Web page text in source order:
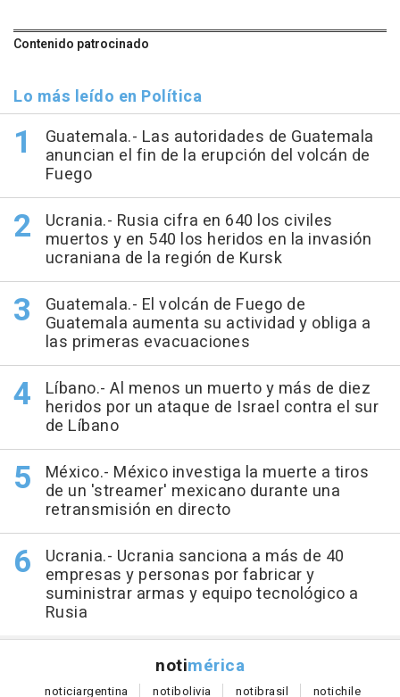
Contenido patrocinado
Lo más leído en Política
Guatemala.- Las autoridades de Guatemala
anuncian el fin de la erupción del volcán de
Fuego
Ucrania.- Rusia cifra en 640 los civiles
muertos y en 540 los heridos en la invasión
ucraniana de la región de Kursk
Guatemala.- El volcán de Fuego de
Guatemala aumenta su actividad y obliga a
las primeras evacuaciones
Líbano.- Al menos un muerto y más de diez
heridos por un ataque de Israel contra el sur
de Líbano
México.- México investiga la muerte a tiros
de un 'streamer' mexicano durante una
retransmisión en directo
Ucrania.- Ucrania sanciona a más de 40
empresas y personas por fabricar y
suministrar armas y equipo tecnológico a
Rusia
notimérica
noticiargentina notibolivia notibrasil notichile